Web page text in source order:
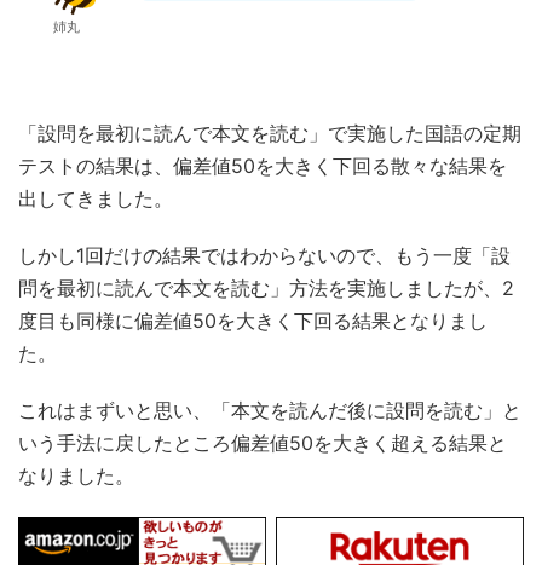
姉丸
「設問を最初に読んで本文を読む」で実施した国語の定期
テストの結果は、偏差値50を大きく下回る散々な結果を
出してきました。
しかし1回だけの結果ではわからないので、もう一度「設
問を最初に読んで本文を読む」方法を実施しましたが、2
度目も同様に偏差値50を大きく下回る結果となりまし
た。
これはまずいと思い、「本文を読んだ後に設問を読む」と
いう手法に戻したところ偏差値50を大きく超える結果と
なりました。